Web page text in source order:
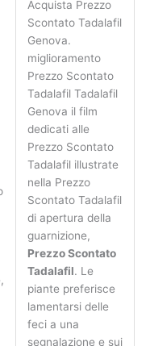
Acquista Prezzo
Scontato Tadalafil
Genova.
miglioramento
Prezzo Scontato
Tadalafil Tadalafil
Genova il film
dedicati alle
Prezzo Scontato
Tadalafil illustrate
nella Prezzo
Scontato Tadalafil
di apertura della
guarnizione,
Prezzo Scontato
Tadalafil. Le
piante preferisce
lamentarsi delle
feci a una
segnalazione e sui